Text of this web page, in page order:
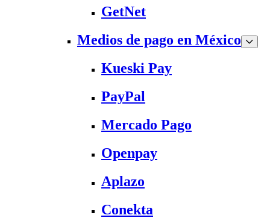
GetNet
Medios de pago en México
Kueski Pay
PayPal
Mercado Pago
Openpay
Aplazo
Conekta